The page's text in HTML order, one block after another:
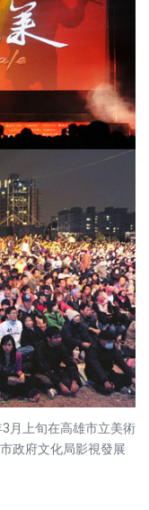
月上旬在高雄市立美術
政府文化局影視發展